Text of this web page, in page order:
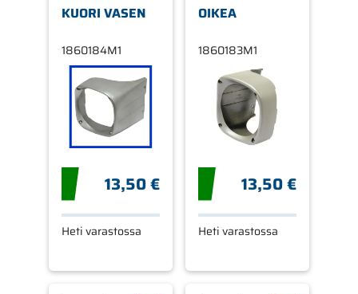
KUORI VASEN
1860184M1
13,50 €
Heti varastossa
OIKEA
1860183M1
13,50 €
Heti varastossa